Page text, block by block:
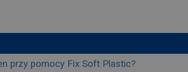
przy pomocy Fix Soft Plastic?